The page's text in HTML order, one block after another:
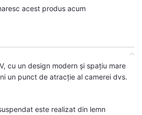
acest produs acum
cu un design modern și spațiu mare
un punct de atracție al camerei dvs.
este realizat din lemn